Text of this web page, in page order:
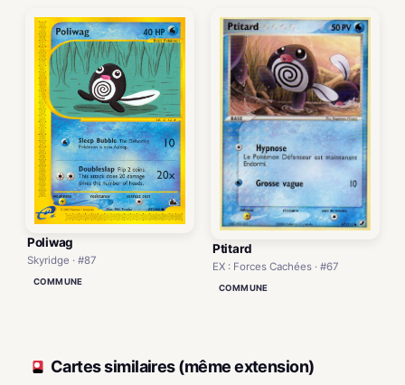
Poliwag
Skyridge · #87
COMMUNE
Ptitard
EX : Forces Cachées · #67
COMMUNE
Cartes similaires (même extension)